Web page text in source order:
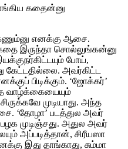
கதைன்னு
எனக்கு ஆசை.
இருந்தா சொல்லுங்கன்னு
போய்,
அவர்கிட்ட
பிடிக்கும். ‘ஜோக்கர்’
வாழ்க்கையையும்
முடியாது. அந்த
‘தோழா’ படத்துல அவர்
முடிஞ்சது. அதுல அவர்
அப்படித்தான், சிரீயஸா
இது தாங்காது, சும்மா